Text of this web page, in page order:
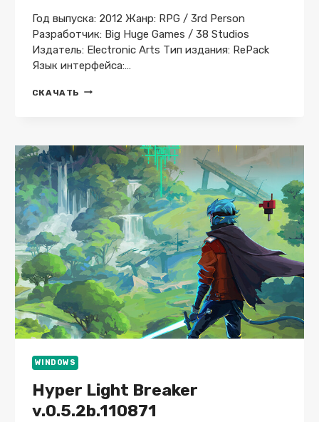
Год выпуска: 2012 Жанр: RPG / 3rd Person
Разработчик: Big Huge Games / 38 Studios
Издатель: Electronic Arts Тип издания: RePack
Язык интерфейса:…
СКАЧАТЬ KINGDOMS
WINDOWS
Hyper Light Breaker
v.0.5.2b.110871